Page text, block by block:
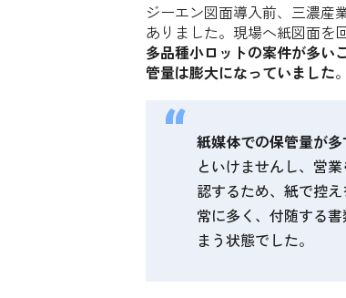
ジーエン図面導入前、三濃産
ありました。現場へ紙図面を
多品種小ロットの案件が多い
管量は膨大になっていました。
紙媒体での保管量が
といけませんし、営
認するため、紙で控
常に多く、付随する
まう状態でした。